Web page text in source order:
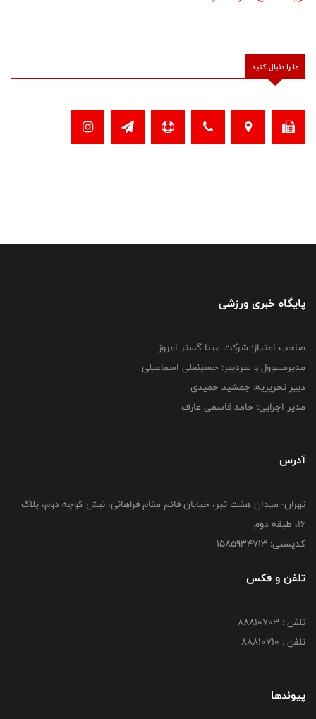
ما را دنبال کنید
پایگاه خبری ورزشی
صاحب امتیاز: شرکت مینا گستر امروز
مدیرمسوول و سردبیر: حسینعلی اسماعیلی
دبیر تحریریه: جمشید حمیدی
مدیر اجرایی: حامد قاسمی عارف
آدرس
تهران- میدان هفت تیر، خیابان قائم مقام فراهانی، نبش کوچه دوم، پلاک
16، طبقه دوم
کدپستی: 1585934713
تلفن و فکس
تلفن : 88810703
تلفن : 88810710
پیوندها